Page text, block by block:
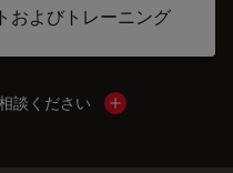
およびトレーニング
談ください Show local